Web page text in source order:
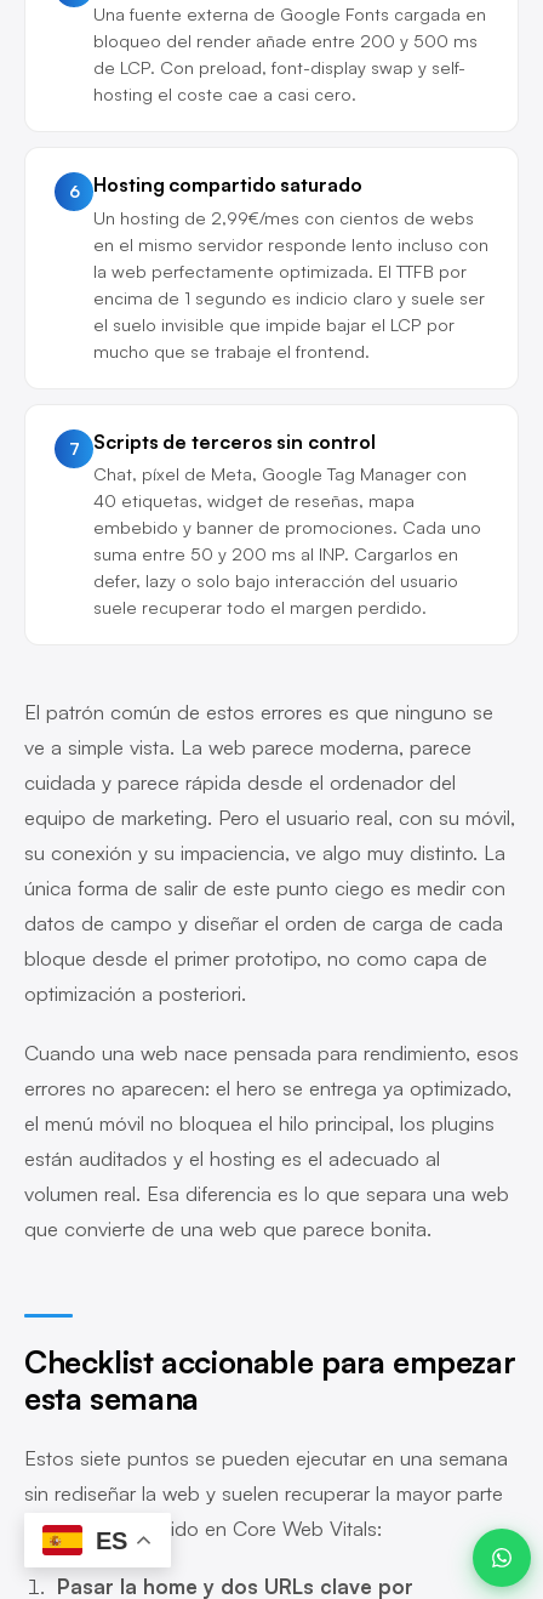
Una fuente externa de Google Fonts cargada en
bloqueo del render añade entre 200 y 500 ms
de LCP. Con preload, font-display swap y self-
hosting el coste cae a casi cero.
6 Hosting compartido saturado
Un hosting de 2,99€/mes con cientos de webs
en el mismo servidor responde lento incluso con
la web perfectamente optimizada. El TTFB por
encima de 1 segundo es indicio claro y suele ser
el suelo invisible que impide bajar el LCP por
mucho que se trabaje el frontend.
7 Scripts de terceros sin control
Chat, píxel de Meta, Google Tag Manager con
40 etiquetas, widget de reseñas, mapa
embebido y banner de promociones. Cada uno
suma entre 50 y 200 ms al INP. Cargarlos en
defer, lazy o solo bajo interacción del usuario
suele recuperar todo el margen perdido.
El patrón común de estos errores es que ninguno se
ve a simple vista. La web parece moderna, parece
cuidada y parece rápida desde el ordenador del
equipo de marketing. Pero el usuario real, con su móvil,
su conexión y su impaciencia, ve algo muy distinto. La
única forma de salir de este punto ciego es medir con
datos de campo y diseñar el orden de carga de cada
bloque desde el primer prototipo, no como capa de
optimización a posteriori.
Cuando una web nace pensada para rendimiento, esos
errores no aparecen: el hero se entrega ya optimizado,
el menú móvil no bloquea el hilo principal, los plugins
están auditados y el hosting es el adecuado al
volumen real. Esa diferencia es lo que separa una web
que convierte de una web que parece bonita.
Checklist accionable para empezar
esta semana
Estos siete puntos se pueden ejecutar en una semana
sin rediseñar la web y suelen recuperar la mayor parte
del margen perdido en Core Web Vitals:
Pasar la home y dos URLs clave por
Advanze
en línea
ES